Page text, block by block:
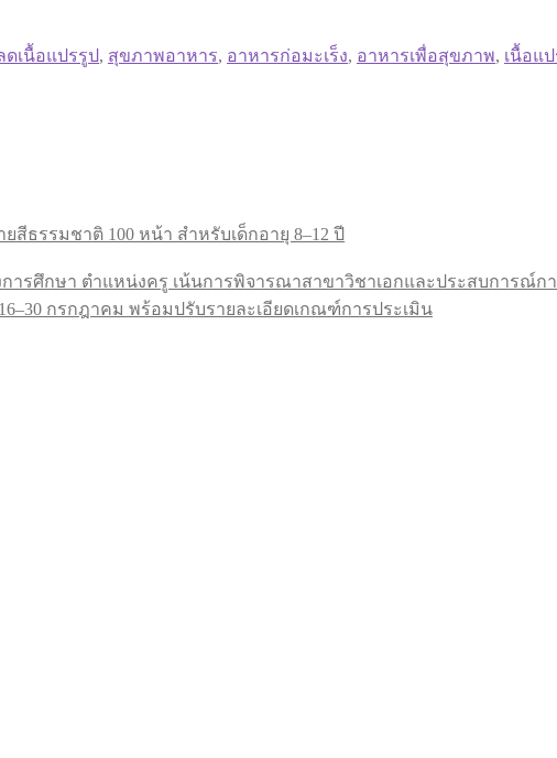
ดเนื้อแปรรูป, สุขภาพอาหาร, อาหารก่อมะเร็ง, อาหารเพื่อสุขภาพ, เนื้อแ
สีธรรมชาติ 100 หน้า สำหรับเด็กอายุ 8–12 ปี
รศึกษา ตำแหน่งครู เน้นการพิจารณาสาขาวิชาเอกและประสบการณ์กา
กรกฎาคม พร้อมปรับรายละเอียดเกณฑ์การประเมิน